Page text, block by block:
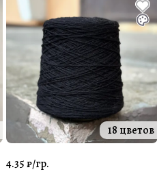
18 цветов
4.35 ₽/гр.